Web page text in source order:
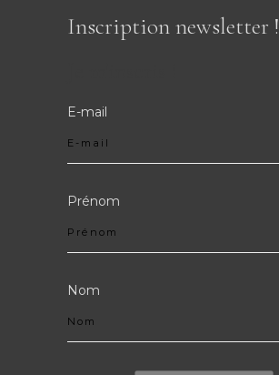
Inscription newsletter !
E-mail
Prénom
Nom